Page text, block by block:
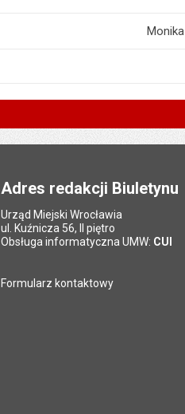
Adres redakcji Biuletynu
Urząd Miejski Wrocławia
ul. Kuźnicza 56, II piętro
Obsługa informatyczna UMW: CUI
Formularz kontaktowy